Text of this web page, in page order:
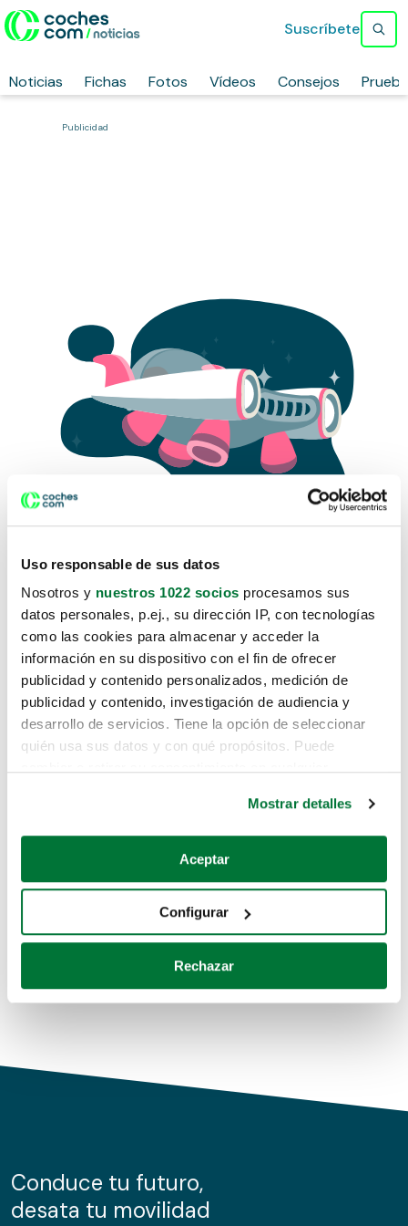
Uso responsable de sus datos
Nosotros y nuestros 1022 socios procesamos sus
datos personales, p.ej., su dirección IP, con tecnologías
como las cookies para almacenar y acceder la
información en su dispositivo con el fin de ofrecer
publicidad y contenido personalizados, medición de
publicidad y contenido, investigación de audiencia y
desarrollo de servicios. Tiene la opción de seleccionar
quién usa sus datos y con qué propósitos. Puede
Si lo permite, también quisiéramos:
Recopilar información sobre su ubicación geográfica
Identificar su dispositivo analizándolo activamente
para buscar características específicas (huellas
Obtenga más información sobre cómo se procesan sus
de cookies.
información sobre el uso que haga del sitio web con
nuestros partners de redes sociales, publicidad y análisis
Mostrar detalles
Aceptar
Configurar
Rechazar
Noticias Fichas Fotos Vídeos Consejos
Suscríbete
Publicidad
Lo sentimos, no sabemos como
te hemos traido hasta aquí.
Pero puedes encontrar el coche que estás
buscando en alguno de estos enlaces:
Coches de segunda mano
Coches de km0
Conduce tu futuro,
desata tu movilidad